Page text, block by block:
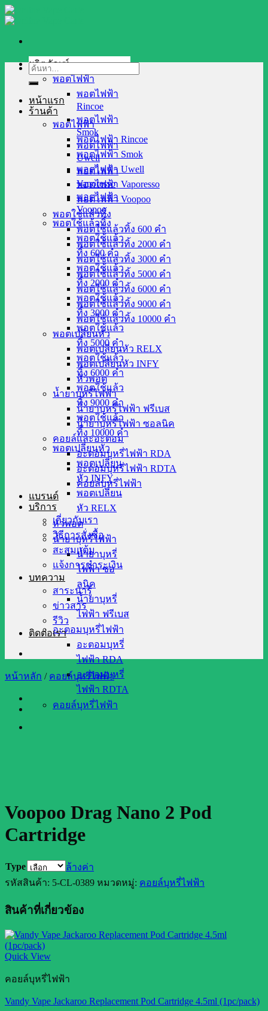
Skip
to
ผลิตภัณฑ์
พอตไฟฟ้า
พอตไฟฟ้า
Rincoe
พอตไฟฟ้า
Smok
พอตไฟฟ้า
Uwell
พอตไฟฟ้า
Vaporesso
พอตไฟฟ้า
Voopoo
พอตใช้แล้วทิ้ง
พอตใช้แล้ว
ทิ้ง 600 คำ
พอตใช้แล้ว
ทิ้ง 2000 คำ
พอตใช้แล้ว
ทิ้ง 3000 คำ
พอตใช้แล้ว
ทิ้ง 5000 คำ
พอตใช้แล้ว
ทิ้ง 6000 คำ
พอตใช้แล้ว
ทิ้ง 9000 คำ
พอตใช้แล้ว
ทิ้ง 10000 คำ
พอตเปลี่ยนหัว
พอตเปลี่ยน
หัว INFY
พอตเปลี่ยน
หัว RELX
หัวพอต
น้ำยาบุหรี่ไฟฟ้า
น้ำยาบุหรี่
ไฟฟ้า ซอ
ลนิค
น้ำยาบุหรี่
ไฟฟ้า ฟรีเบส
อะตอมบุหรี่ไฟฟ้า
อะตอมบุหรี่
ไฟฟ้า RDA
อะตอมบุหรี่
ไฟฟ้า RDTA
คอยล์บุหรี่ไฟฟ้า
ค้นหา:
หน้าแรก
ร้านค้า
พอตไฟฟ้า
พอตไฟฟ้า Rincoe
พอตไฟฟ้า Smok
พอตไฟฟ้า Uwell
พอตไฟฟ้า Vaporesso
พอตไฟฟ้า Voopoo
พอตใช้แล้วทิ้ง
พอตใช้แล้วทิ้ง 600 คำ
พอตใช้แล้วทิ้ง 2000 คำ
พอตใช้แล้วทิ้ง 3000 คำ
พอตใช้แล้วทิ้ง 5000 คำ
พอตใช้แล้วทิ้ง 6000 คำ
พอตใช้แล้วทิ้ง 9000 คำ
พอตใช้แล้วทิ้ง 10000 คำ
พอตเปลี่ยนหัว
พอตเปลี่ยนหัว RELX
พอตเปลี่ยนหัว INFY
หัวพอต
น้ำยาบุหรี่ไฟฟ้า
น้ำยาบุหรี่ไฟฟ้า ฟรีเบส
น้ำยาบุหรี่ไฟฟ้า ซอลนิค
คอยล์และอะตอม
อะตอมบุหรี่ไฟฟ้า RDA
อะตอมบุหรี่ไฟฟ้า RDTA
คอยล์บุหรี่ไฟฟ้า
แบรนด์
บริการ
เกี่ยวกับเรา
วิธีการสั่งซื้อ
สะสมแต้ม
แจ้งการชำระเงิน
บทความ
สาระน่ารู้
ข่าวสาร
รีวิว
ติดต่อเรา
หน้าหลัก / คอยล์บุหรี่ไฟฟ้า
Voopoo Drag Nano 2 Pod
Cartridge
Type
ล้างค่า
รหัสสินค้า: 5-CL-0389 หมวดหมู่: คอยล์บุหรี่ไฟฟ้า
สินค้าที่เกี่ยวข้อง
Quick View
คอยล์บุหรี่ไฟฟ้า
Vandy Vape Jackaroo Replacement Pod Cartridge 4.5ml (1pc/pack)